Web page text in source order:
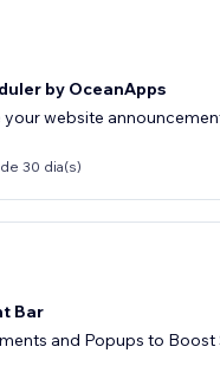
by OceanApps
your website
30 dia(s)
Bar
and Popups to Boost